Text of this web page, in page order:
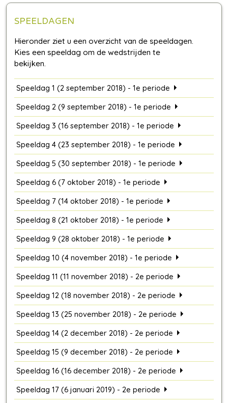
SPEELDAGEN
Speeldag 1 (2 september 2018) - 1e periode
Speeldag 2 (9 september 2018) - 1e periode
Speeldag 3 (16 september 2018) - 1e periode
Speeldag 4 (23 september 2018) - 1e periode
Speeldag 5 (30 september 2018) - 1e periode
Speeldag 6 (7 oktober 2018) - 1e periode
Speeldag 7 (14 oktober 2018) - 1e periode
Speeldag 8 (21 oktober 2018) - 1e periode
Speeldag 9 (28 oktober 2018) - 1e periode
Speeldag 10 (4 november 2018) - 1e periode
Speeldag 11 (11 november 2018) - 2e periode
Speeldag 12 (18 november 2018) - 2e periode
Speeldag 13 (25 november 2018) - 2e periode
Speeldag 14 (2 december 2018) - 2e periode
Speeldag 15 (9 december 2018) - 2e periode
Speeldag 16 (16 december 2018) - 2e periode
Speeldag 17 (6 januari 2019) - 2e periode